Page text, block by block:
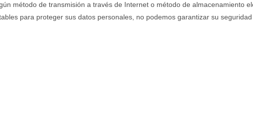
método de transmisión a través de Internet o método de almacenamiento
para proteger sus datos personales, no podemos garantizar su